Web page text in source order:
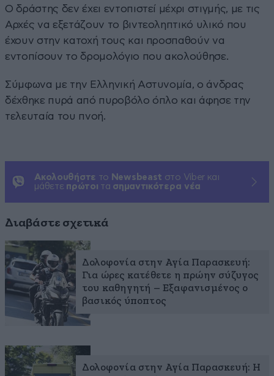
Ο δράστης δεν έχει εντοπιστεί μέχρι στιγμής, με τις
Αρχές να εξετάζουν το βιντεοληπτικό υλικό που
έχουν στην κατοχή τους και προσπαθούν να
εντοπίσουν το δρομολόγιο που ακολούθησε.
Σύμφωνα με την Ελληνική Αστυνομία, ο άνδρας
δέχθηκε πυρά από πυροβόλο όπλο και άφησε την
τελευταία του πνοή.
Ακολουθήστε το Newsbeast στο Viber και
μάθετε πρώτοι τα σημαντικότερα νέα
Διαβάστε σχετικά
Δολοφονία στην Αγία Παρασκευή:
Για ώρες κατέθετε η πρώην σύζυγος
του καθηγητή – Εξαφανισμένος ο
βασικός ύποπτος
Δολοφονία στην Αγία Παρασκευή: Η